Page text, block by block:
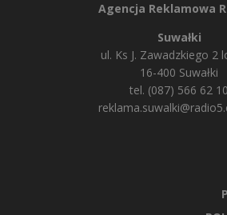
Agencja Reklamowa
Suwałki
ul. Ks J. Zawadzkiego 2
16-400 Suwałki
tel. (087) 566 62 10